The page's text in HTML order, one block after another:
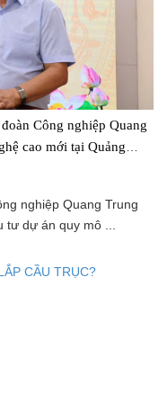
Công nghiệp Quang
cao mới tại Quảng
nghiệp Quang Trung
dự án quy mô ...